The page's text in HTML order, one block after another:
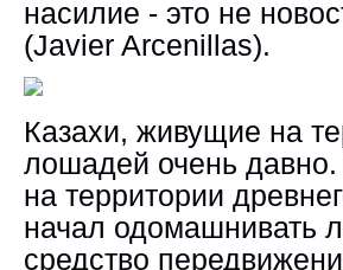
насилие - это не
(Javier Arcenillas).
Казахи, живущие на
лошадей очень
на территории
начал одомашнивать
средство